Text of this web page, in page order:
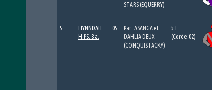
STARS (EQUERRY)
5
HYNNDAH
H.PS. 8 a.
05
Par: ASANGA et
DAHLIA DEUX
(CONQUISTACKY)
5.L
(Corde:02)